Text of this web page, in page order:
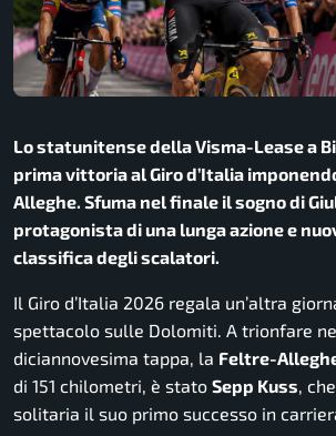
Lo statunitense della Visma-Lease a
prima vittoria al Giro d’Italia
Alleghe. Sfuma nel finale il sogno di
protagonista di una lunga azione e
classifica degli scalatori.
Il Giro d’Italia 2026 regala un’altra
spettacolo sulle Dolomiti. A trionfare
diciannovesima tappa, la Feltre-
di 151 chilometri, è stato Sepp Kuss,
solitaria il suo primo successo in